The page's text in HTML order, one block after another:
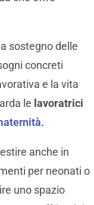
sostegno delle
concreti
e la vita
le lavoratrici
anche in
per neonati o
uno spazio